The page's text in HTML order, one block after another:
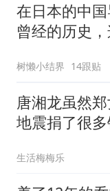
在日本的中
曾经的历史
树懒小结界 14跟贴
唐湘龙虽然
地震捐了很
生活梅梅乐